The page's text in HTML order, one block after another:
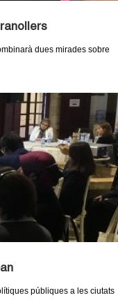
dues mirades sobre
públiques a les ciutats